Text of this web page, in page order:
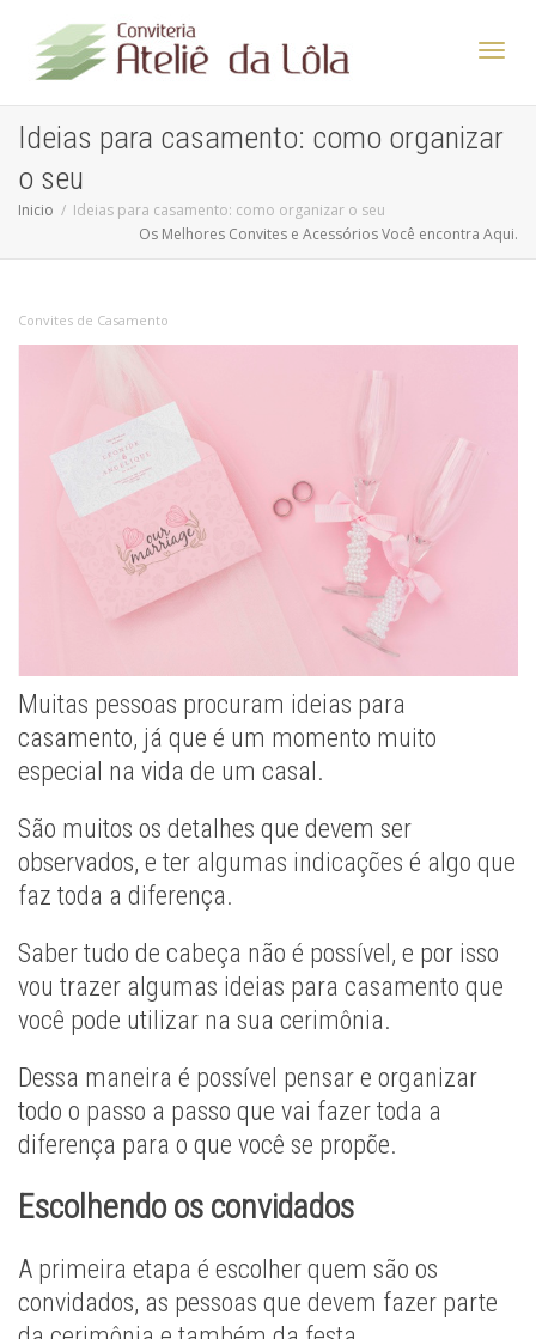
Ideias para casamento: como organizar
o seu
Inicio
Ideias para casamento: como organizar o seu
Os Melhores Convites e Acessórios Você encontra Aqui.
Convites de Casamento
Muitas pessoas procuram ideias para
casamento, já que é um momento muito
especial na vida de um casal.
São muitos os detalhes que devem ser
observados, e ter algumas indicações é algo que
faz toda a diferença.
Saber tudo de cabeça não é possível, e por isso
vou trazer algumas ideias para casamento que
você pode utilizar na sua cerimônia.
Dessa maneira é possível pensar e organizar
todo o passo a passo que vai fazer toda a
diferença para o que você se propõe.
Escolhendo os convidados
A primeira etapa é escolher quem são os
convidados, as pessoas que devem fazer parte